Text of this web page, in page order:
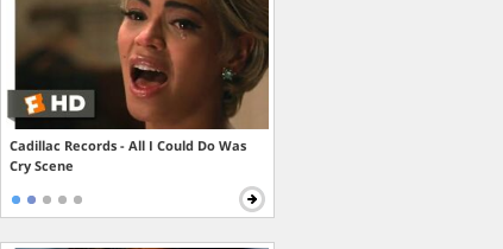
Cadillac Records - All I Could Do Was
Cry Scene